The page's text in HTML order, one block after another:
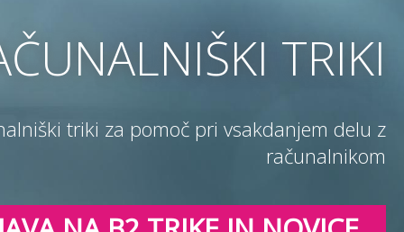
TRIKI
triki za pomoč pri vsakdanjem delu z
računalnikom